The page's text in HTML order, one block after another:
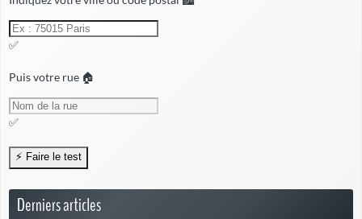
✅
Puis votre rue 🏠
✅
Derniers articles